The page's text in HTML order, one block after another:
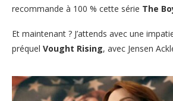
recommande à 100 % cette série The
Et maintenant ? J’attends avec une
préquel Vought Rising, avec Jensen